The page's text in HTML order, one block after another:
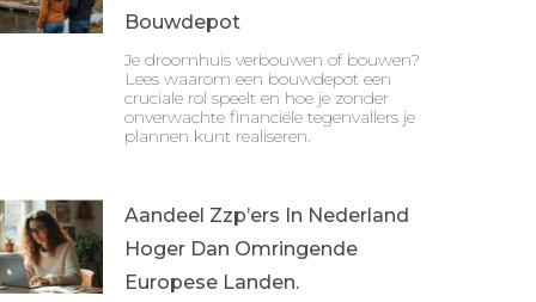
Bouwdepot
Je droomhuis verbouwen of bouwen?
Lees waarom een bouwdepot een
cruciale rol speelt en hoe je zonder
onverwachte financiële tegenvallers je
plannen kunt realiseren.
Aandeel Zzp’ers In Nederland
Hoger Dan Omringende
Europese Landen.